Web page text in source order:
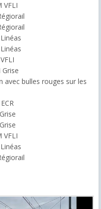
VFLI
avec bulles rouges sur les
VFLI